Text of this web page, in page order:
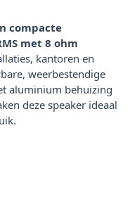
compacte
met 8 ohm
kantoren en
weerbestendige
aluminium behuizing
deze speaker ideaal